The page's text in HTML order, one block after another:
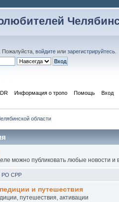
. Пожалуйста, войдите или зарегистрируйтесь
Информация о тропо Помощь Вход
области
можно публиковать любые новости и
РО СРР
и путешествия
путешествия, активации